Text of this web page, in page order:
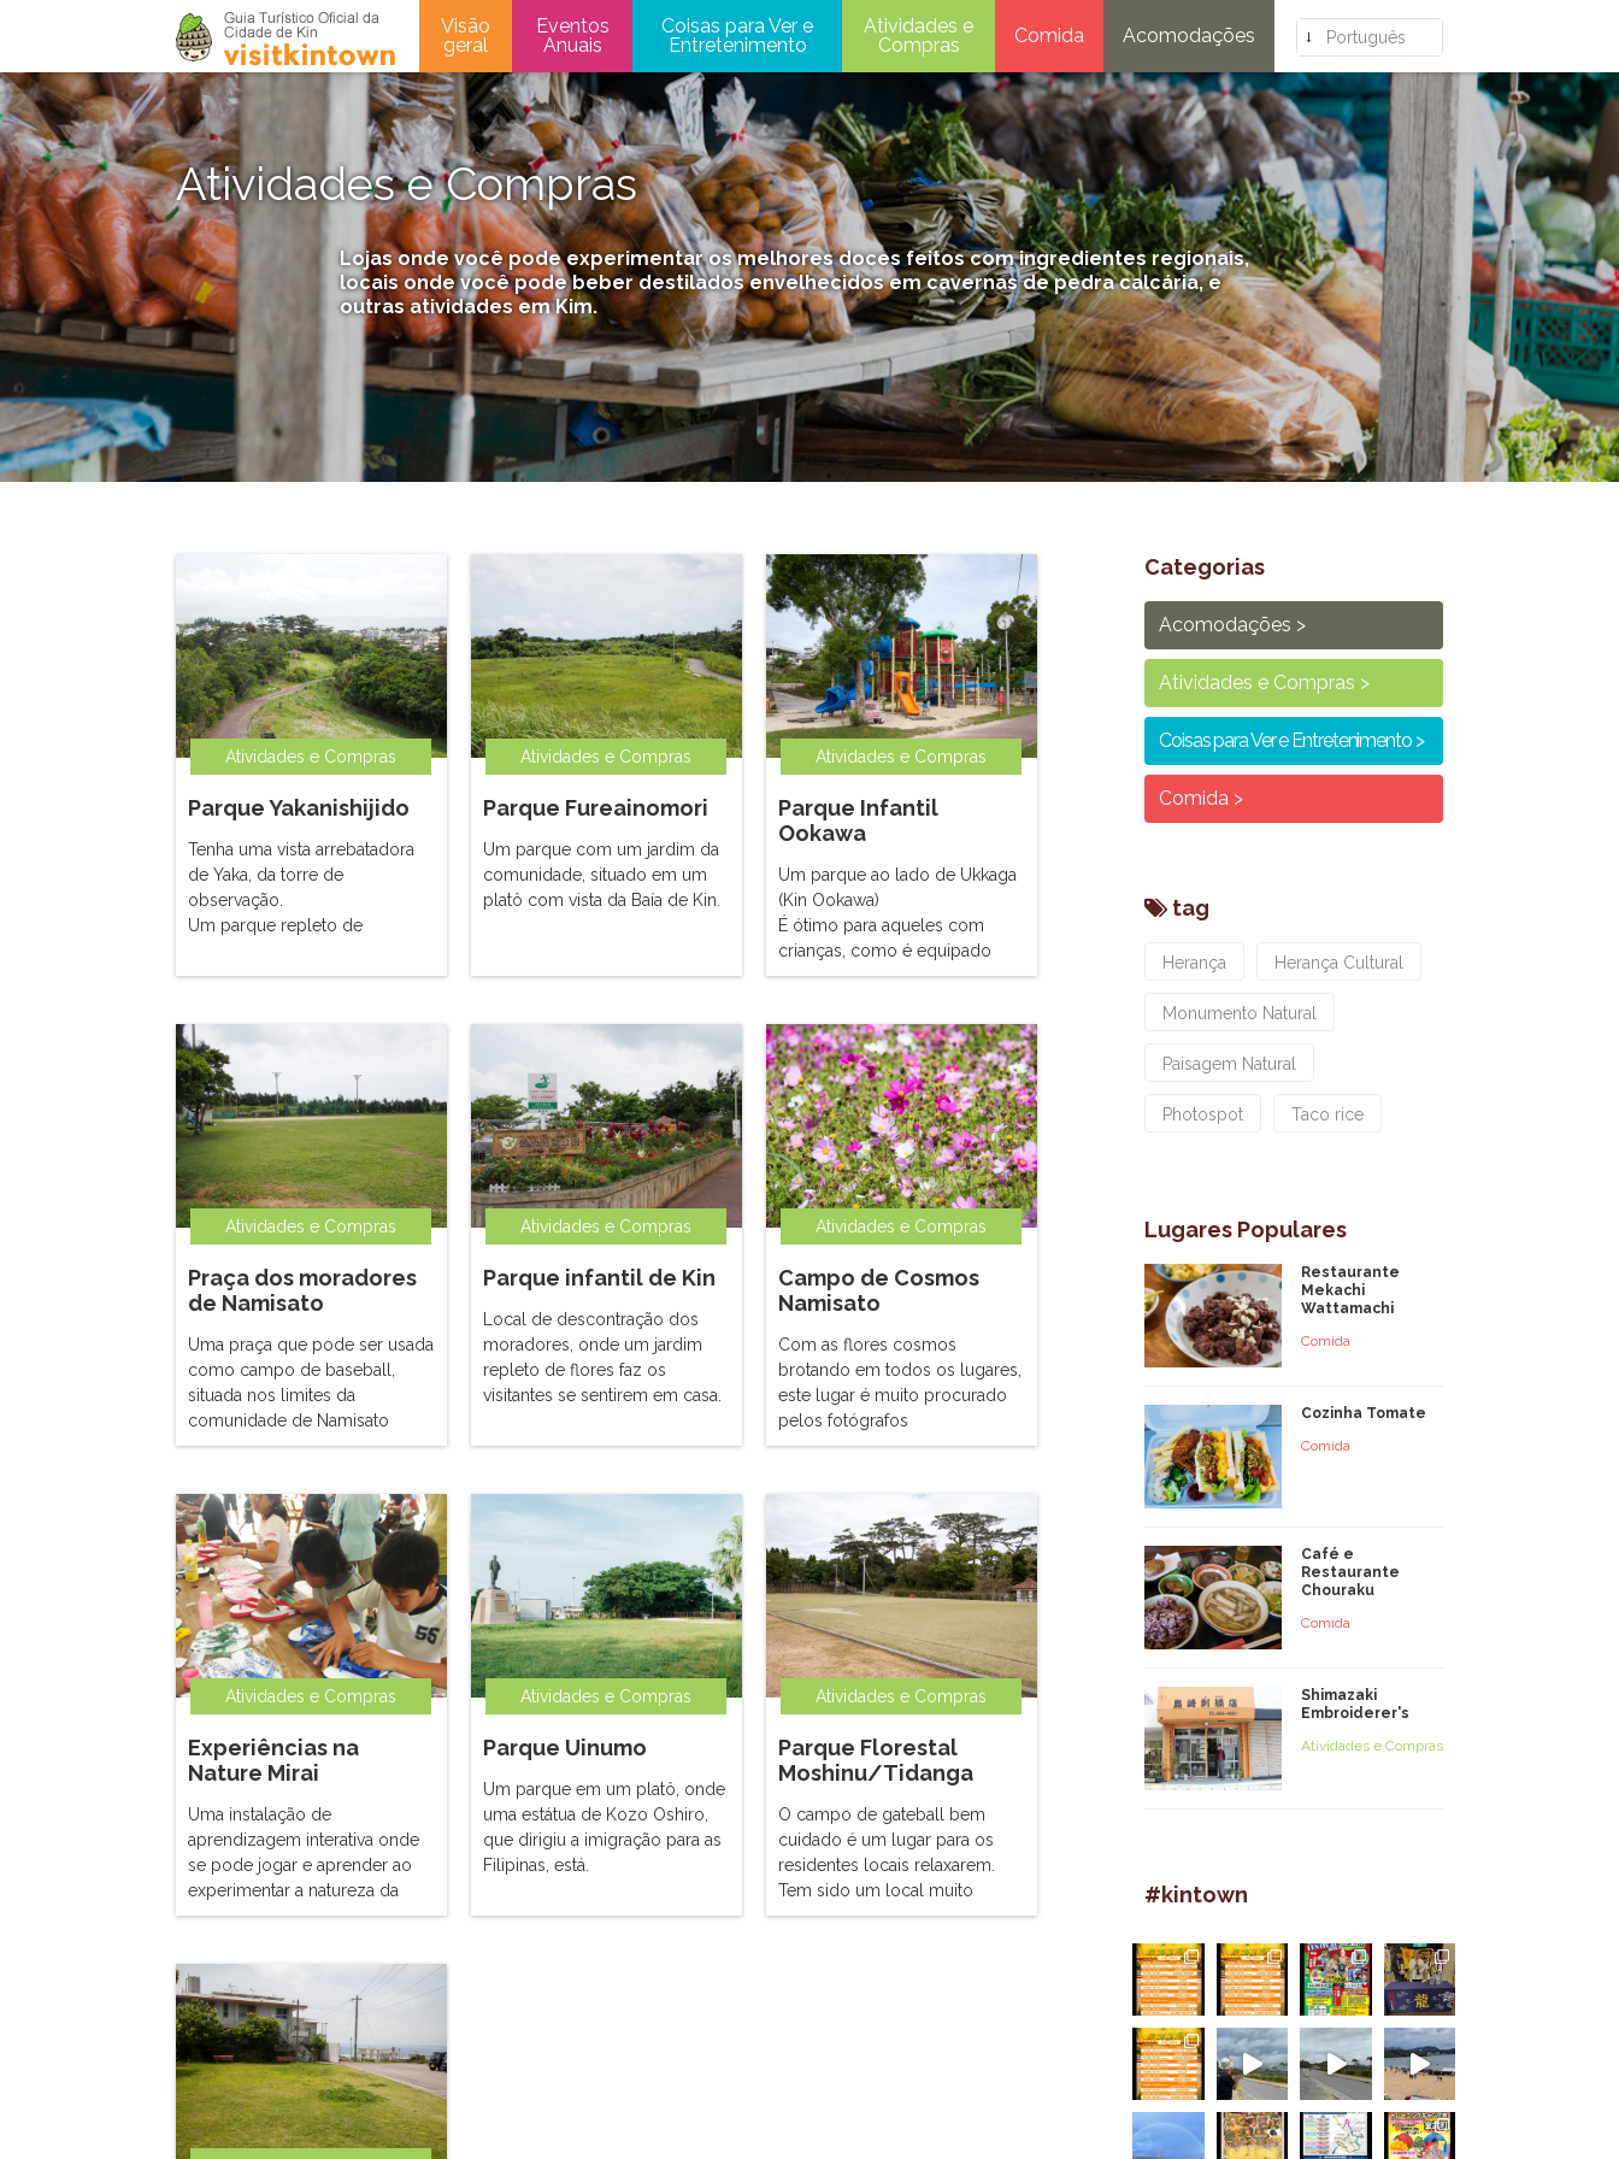
Visão
geral
Eventos
Anuais
Coisas para Ver e
Entretenimento
Atividades e
Compras
Comida Acomodações Português
Atividades e Compras
Lojas onde você pode experimentar os melhores doces feitos com ingredientes regionais,
locais onde você pode beber destilados envelhecidos em cavernas de pedra calcária, e
outras atividades em Kim.
Atividades e Compras
Parque Yakanishijido
Tenha uma vista arrebatadora
de Yaka, da torre de
observação.
Um parque repleto de
Utaki.
Atividades e Compras
Parque Fureainomori
Um parque com um jardim da
comunidade, situado em um
platô com vista da Baía de Kin.
Atividades e Compras
Parque Infantil
Ookawa
Um parque ao lado de Ukkaga
(Kin Ookawa)
É ótimo para aqueles com
crianças, como é equipado
com um parque infantil de
brincar
Atividades e Compras
Praça dos moradores
de Namisato
Uma praça que pode ser usada
como campo de baseball,
situada nos limites da
comunidade de Namisato
Atividades e Compras
Parque infantil de Kin
Local de descontração dos
moradores, onde um jardim
repleto de flores faz os
visitantes se sentirem em casa.
Atividades e Compras
Campo de Cosmos
Namisato
Com as flores cosmos
brotando em todos os lugares,
este lugar é muito procurado
pelos fotógrafos
Atividades e Compras
Experiências na
Nature Mirai
Uma instalação de
aprendizagem interativa onde
se pode jogar e aprender ao
experimentar a natureza da
Cidade de Kin
Atividades e Compras
Parque Uinumo
Um parque em um platô, onde
uma estátua de Kozo Oshiro,
que dirigiu a imigração para as
Filipinas, está.
almoço nas proximidades e
Atividades e Compras
Parque Florestal
Moshinu/Tidanga
O campo de gateball bem
cuidado é um lugar para os
residentes locais relaxarem.
Tem sido um local muito
importante para a área de
Categorias
Acomodações
Atividades e Compras
Coisas para Ver e Entretenimento
Comida
tag
Herança Herança Cultural
Monumento Natural
Paisagem Natural
Photospot Taco rice
Lugares Populares
Restaurante
Mekachi
Wattamachi
Comida
Cozinha Tomate
Comida
Café e
Restaurante
Chouraku
Comida
Shimazaki
Embroiderer's
Atividades e Compras
#kintown